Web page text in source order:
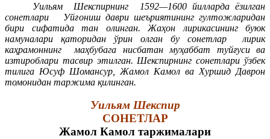
Уильям Шекспирнинг 1592—1600 йилларда ёзилган
сонетлари Уйғониш даври шеъриятининг гултожларидан
бири сифатида тан олинган. Жаҳон лирикасининг буюк
намуналари қаторидан ўрин олган бу сонетлар лирик
каҳрамоннинг маҳбубага нисбатан муҳаббат туйғуси ва
изтироблари тасвир этилган. Шекспирнинг сонетлари ўзбек
тилига Юсуф Шомансур, Жамол Камол ва Хуршид Даврон
томонидан таржима қилинган.
Уильям Шекспир
СОНЕТЛАР
Жамол Камол таржималари